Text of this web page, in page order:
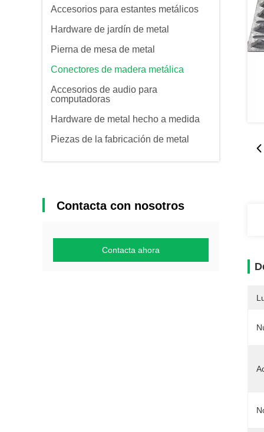
Accesorios para estantes metálicos
Hardware de jardín de metal
Pierna de mesa de metal
Conectores de madera metálica
Accesorios de audio para
computadoras
Hardware de metal hecho a medida
Piezas de la fabricación de metal
Contacta con nosotros
Contacta ahora